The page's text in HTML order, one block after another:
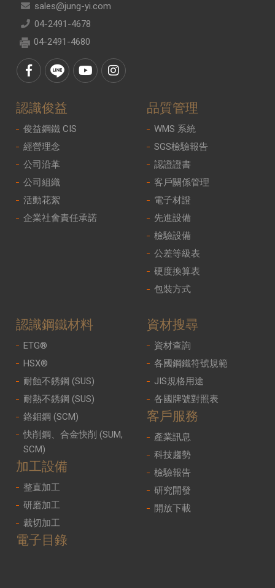
sales@jung-yi.com
04-2491-4678
04-2491-4680
認識俊益
俊益鋼鐵 CIS
經營理念
公司沿革
公司組織
活動花絮
企業社會責任承諾
品質管理
WMS 系統
SGS檢驗報告
認證證書
客戶關係管理
電子材證
先進設備
檢驗設備
公差等級表
硬度換算表
包裝方式
認識鋼鐵材料
ETG®
HSX®
耐蝕不銹鋼 (SUS)
耐熱不銹鋼 (SUS)
鉻鉬鋼 (SCM)
快削鋼、合金快削 (SUM,
SCM)
加工設備
整直加工
研磨加工
裁切加工
電子目錄
資材搜尋
資材查詢
各國鋼鐵符號規範
JIS規格用途
各國牌號對照表
客戶服務
產業訊息
科技趨勢
檢驗報告
研究開發
開放下載